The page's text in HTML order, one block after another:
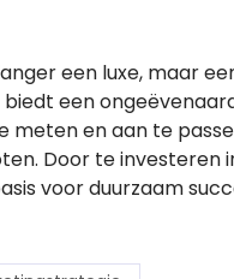
een luxe, maar
een
en aan te
Door te investeren
voor duurzaam